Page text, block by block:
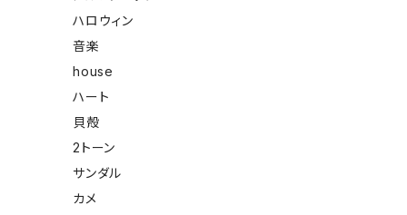
ハロウィン
音楽
house
ハート
貝殻
2トーン
サンダル
カメ